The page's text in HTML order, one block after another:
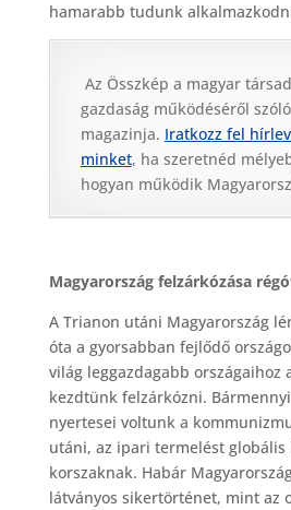
hamarabb tudunk
Az Összkép a magyar
gazdaság működéséről
magazinja. Iratkozz fel
minket, ha szeretnéd
hogyan működik
Magyarország felzárkózása
A Trianon utáni Magyarország
óta a gyorsabban fejlődő
világ leggazdagabb országaihoz
kezdtünk felzárkózni.
nyertesei voltunk a
utáni, az ipari termelést globális
korszaknak. Habár
látványos sikertörténet, mint az